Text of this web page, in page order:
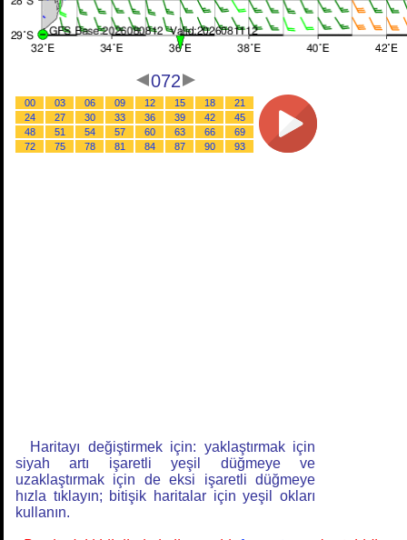
072
00 03 06 09 12 15 18
21
24
27 30 33 36 39 42
45
48
51 54 57 60 63 66
69
72
75 78 81 84 87 90 93
Haritayı değiştirmek için: yaklaştırmak için
siyah artı işaretli yeşil düğmeye ve
uzaklaştırmak için de eksi işaretli düğmeye
hızla tıklayın; bitişik haritalar için yeşil okları
kullanın.